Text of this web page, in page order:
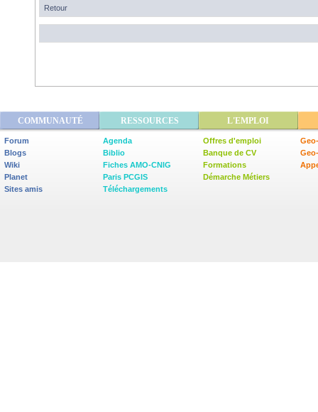
Retour
COMMUNAUTÉ RESSOURCES L'EMPLOI
Forum
Blogs
Wiki
Planet
Sites amis
Agenda
Biblio
Fiches AMO-CNIG
Paris PCGIS
Téléchargements
Offres d'emploi
Banque de CV
Formations
Démarche Métiers